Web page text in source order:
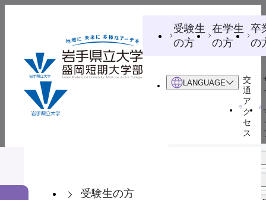
受験生
の方
在学生
の方
卒
の
LANGUAGE
交
通
ア
ク
セ
ス
受験生の方
入試情